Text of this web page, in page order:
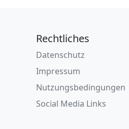
Rechtliches
Datenschutz
Impressum
Nutzungsbedingungen
Social Media Links